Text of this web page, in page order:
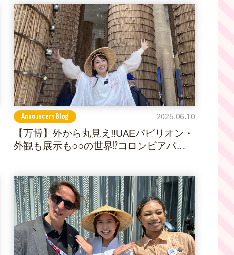
Announcers Blog 2025.06.10
【万博】外から丸見え‼UAEパビリオン・
外観も展示も○○の世界⁉コロンビアパビ